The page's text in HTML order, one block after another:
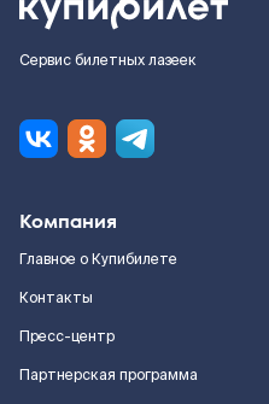
Сервис билетных лазеек
Компания
Главное о Купибилете
Контакты
Пресс-центр
Партнерская программа